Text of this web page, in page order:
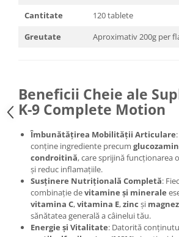
Cantitate
120 tablete
Greutate
Aproximativ 200g per
Beneficii Cheie ale
K-9 Complete Motion
Îmbunătățirea Mobilității Articulare
conține ingrediente precum
condroitină, care sprijină funcționarea
și reduc inflamațiile.
Susținere Nutrițională Completă:
combinație devitamine și minerale
vitamina C,vitamina E,zinc și
sănătatea generală a câinelui tău.
Energie și Vitalitate: Datorită